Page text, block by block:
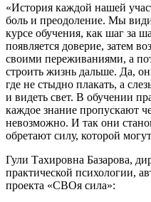
«История каждой нашей
боль и преодоление. Мы
курсе обучения, как шаг за
появляется доверие, затем
своими переживаниями, а
строить жизнь дальше. Да,
где не стыдно плакать, а
и видеть свет. В обучении
каждое знание пропускают
невозможно. И так они
обретают силу, которой
Гули Тахировна Базарова,
практической психологии,
проекта «СВОя сила»: